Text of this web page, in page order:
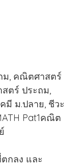
คณิตศาสตร์
ตร์ ประถม,
มี ม.ปลาย, ชีวะ
Pat1คณิต
ทย์
กลง และ